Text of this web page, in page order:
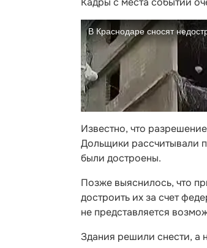
Известно, что
Дольщики рассчитывали
были достроены.
Позже выяснилось, что
достроить их за счет
не представляется
Здания решили снести, а